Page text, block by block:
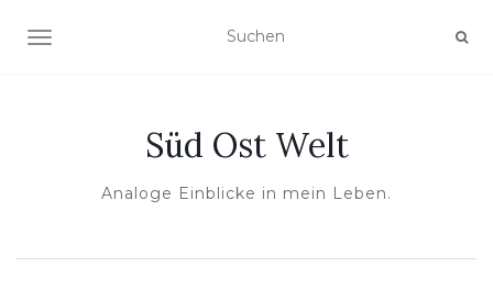
NAVIGATION UMSCHALTEN
Süd Ost Welt
Analoge Einblicke in mein Leben.